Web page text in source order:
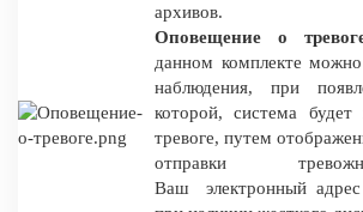
архивов.
Оповещение о
данном комплекте
наблюдения, при
которой, система будет
тревоге, путем
отправки
Ваш электронный адрес